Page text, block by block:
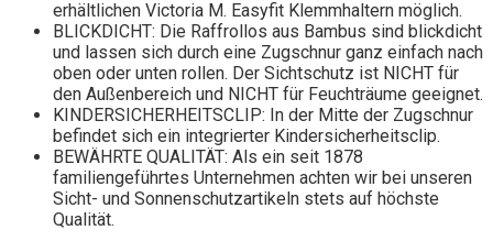
erhältlichen Victoria M. Easyfit Klemmhaltern möglich.
BLICKDICHT: Die Raffrollos aus Bambus sind blickdicht
und lassen sich durch eine Zugschnur ganz einfach nach
oben oder unten rollen. Der Sichtschutz ist NICHT für
den Außenbereich und NICHT für Feuchträume geeignet.
KINDERSICHERHEITSCLIP: In der Mitte der Zugschnur
befindet sich ein integrierter Kindersicherheitsclip.
BEWÄHRTE QUALITÄT: Als ein seit 1878
familiengeführtes Unternehmen achten wir bei unseren
Sicht- und Sonnenschutzartikeln stets auf höchste
Qualität.